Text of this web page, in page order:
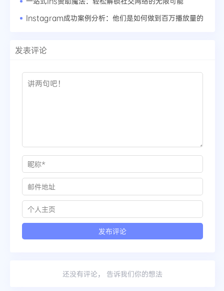
Instagram成功案例分析：他们是如何做到百万播放量的
发表评论
还没有评论， 告诉我们你的想法